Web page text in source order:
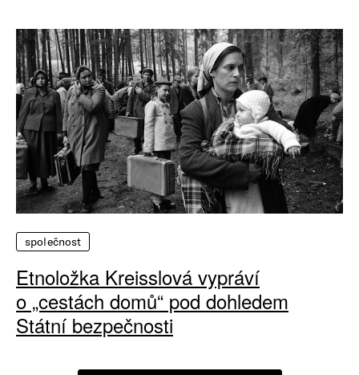
společnost
Etnoložka Kreisslová vypráví
o „cestách domů“ pod dohledem
Státní bezpečnosti